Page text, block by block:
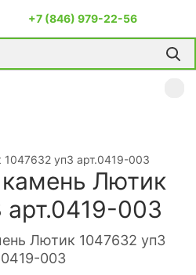
+7 (846) 979-22-56
уп3 арт.0419-003
Лютик
003